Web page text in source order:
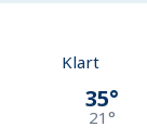
Klart
35°
21°